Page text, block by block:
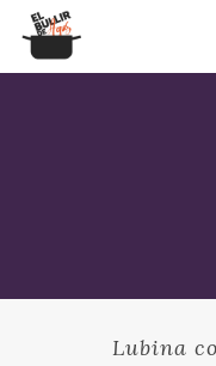
Lubina